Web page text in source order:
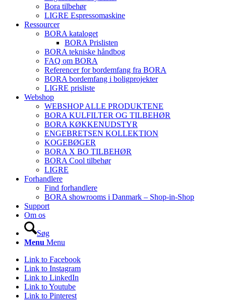
Bora tilbehør
LIGRE Espressomaskine
Ressourcer
BORA kataloget
BORA Prislisten
BORA tekniske håndbog
FAQ om BORA
Referencer for bordemfang fra BORA
BORA bordemfang i boligprojekter
LIGRE prisliste
Webshop
WEBSHOP ALLE PRODUKTENE
BORA KULFILTER OG TILBEHØR
BORA KØKKENUDSTYR
ENGEBRETSEN KOLLEKTION
KOGEBØGER
BORA X BO TILBEHØR
BORA Cool tilbehør
LIGRE
Forhandlere
Find forhandlere
BORA showrooms i Danmark – Shop-in-Shop
Support
Om os
Søg
Menu Menu
Link to Facebook
Link to Instagram
Link to LinkedIn
Link to Youtube
Link to Pinterest